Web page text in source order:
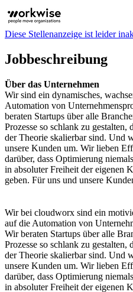
Diese Stellenanzeige ist leider
Jobbeschreibung
Über das Unternehmen
Wir sind ein dynamisches,
Automation von
beraten Startups über alle
Prozesse so schlank zu
der Theorie skalierbar sind. Und
unsere Kunden um. Wir lieben
darüber, dass Optimierung
in absoluter Freiheit der eigenen
geben. Für uns und unsere
Wir bei cloudworx sind ein
auf die Automation von
Wir beraten Startups über alle
Prozesse so schlank zu
der Theorie skalierbar sind. Und
unsere Kunden um. Wir lieben
darüber, dass Optimierung
in absoluter Freiheit der eigenen